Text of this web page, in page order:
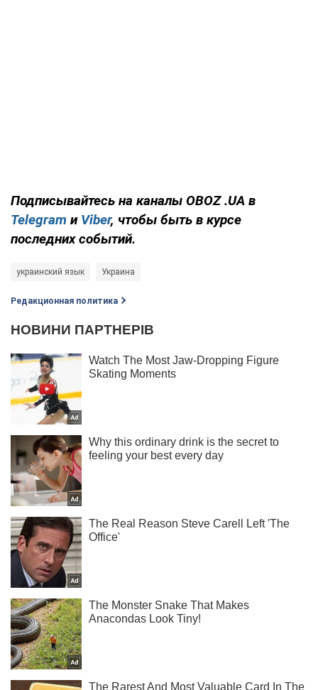
Подписывайтесь на каналы OBOZ .UA в
Telegram и Viber, чтобы быть в курсе
последних событий.
украинский язык Украина
Редакционная политика